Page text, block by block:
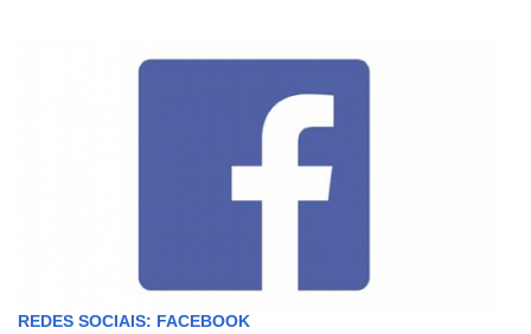
REDES SOCIAIS: FACEBOOK